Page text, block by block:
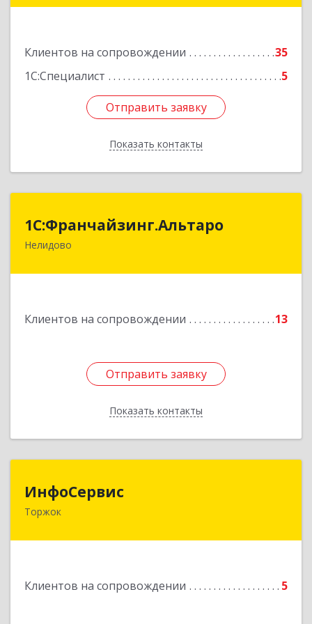
Клиентов на сопровождении
35
1С:Специалист
5
Отправить заявку
Показать контакты
Подробнее
Отправить заявку
Назад
1С:Франчайзинг.Альтаро
Нелидово
Клиентов на сопровождении 13
Отправить заявку
Показать контакты
1С:Франчайзинг.Альтаро
172527, Тверская обл, Нелидово г, Матросова
Отправить заявку
Назад
ИнфоСервис
Торжок
Клиентов на сопровождении 5
172002, Тверская обл, Торжок г, Радищева ул,